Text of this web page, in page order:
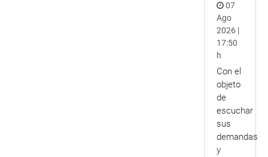
07
Ago
2026 |
17:50
h
Con el
objeto
de
escuchar
sus
demandas
y